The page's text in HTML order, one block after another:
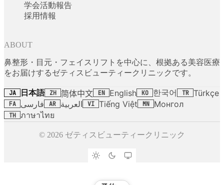
学会活動報告
採用情報
ABOUT
鼻整形・目元・フェイスリフトを中心に、根拠ある美容医療
をお届けするゼティスビューティークリニックです。
JA 日本語 ZH 简体中文 EN English KO 한국어 TR Türkçe
FA فارسی AR العربية VI Tiếng Việt MN Монгол
TH ภาษาไทย
© 2026 ゼティスビューティークリニック